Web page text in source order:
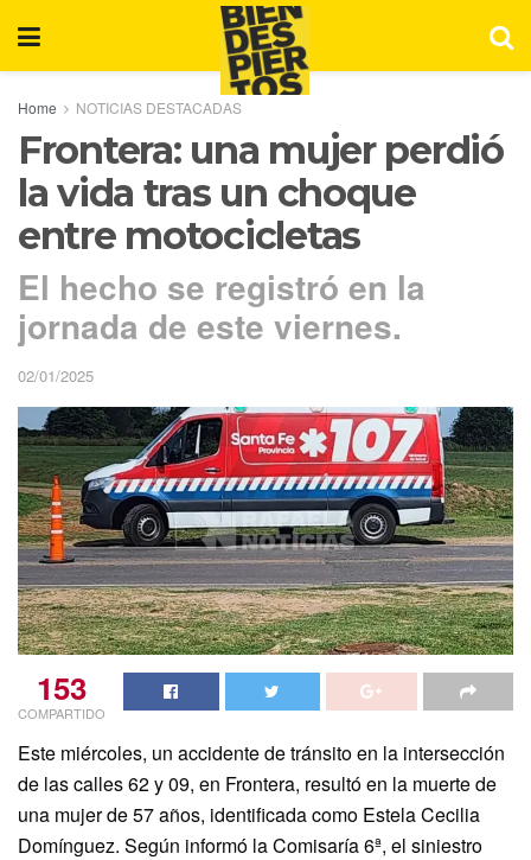
Home NOTICIAS DESTACADAS
Frontera: una mujer perdió
la vida tras un choque
entre motocicletas
El hecho se registró en la
jornada de este viernes.
02/01/2025
153
COMPARTIDO
Este miércoles, un accidente de tránsito en la intersección
de las calles 62 y 09, en Frontera, resultó en la muerte de
una mujer de 57 años, identificada como Estela Cecilia
Domínguez. Según informó la Comisaría 6ª, el siniestro